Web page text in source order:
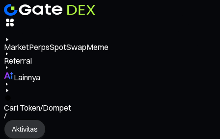
MarketPerpsSpotSwapMeme
Referral
Lainnya
Cari Token/Dompet
/
Aktivitas